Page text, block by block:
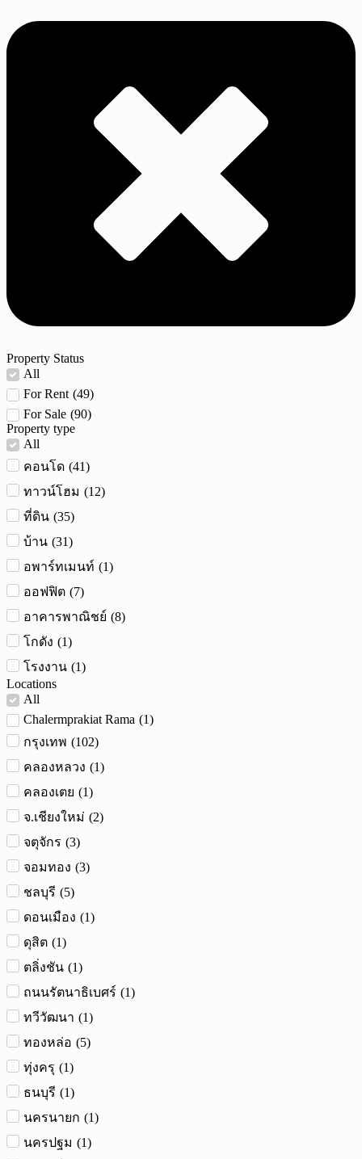
Property Status
All
For Rent (49)
For Sale (90)
Property type
All
คอนโด (41)
ทาวน์โฮม (12)
ที่ดิน (35)
บ้าน (31)
อพาร์ทเมนท์ (1)
ออฟฟิต (7)
อาคารพาณิชย์ (8)
โกดัง (1)
โรงงาน (1)
Locations
All
Chalermprakiat Rama (1)
กรุงเทพ (102)
คลองหลวง (1)
คลองเตย (1)
จ.เชียงใหม่ (2)
จตุจักร (3)
จอมทอง (3)
ชลบุรี (5)
ดอนเมือง (1)
ดุสิต (1)
ตลิ่งชัน (1)
ถนนรัตนาธิเบศร์ (1)
ทวีวัฒนา (1)
ทองหล่อ (5)
ทุ่งครุ (1)
ธนบุรี (1)
นครนายก (1)
นครปฐม (1)